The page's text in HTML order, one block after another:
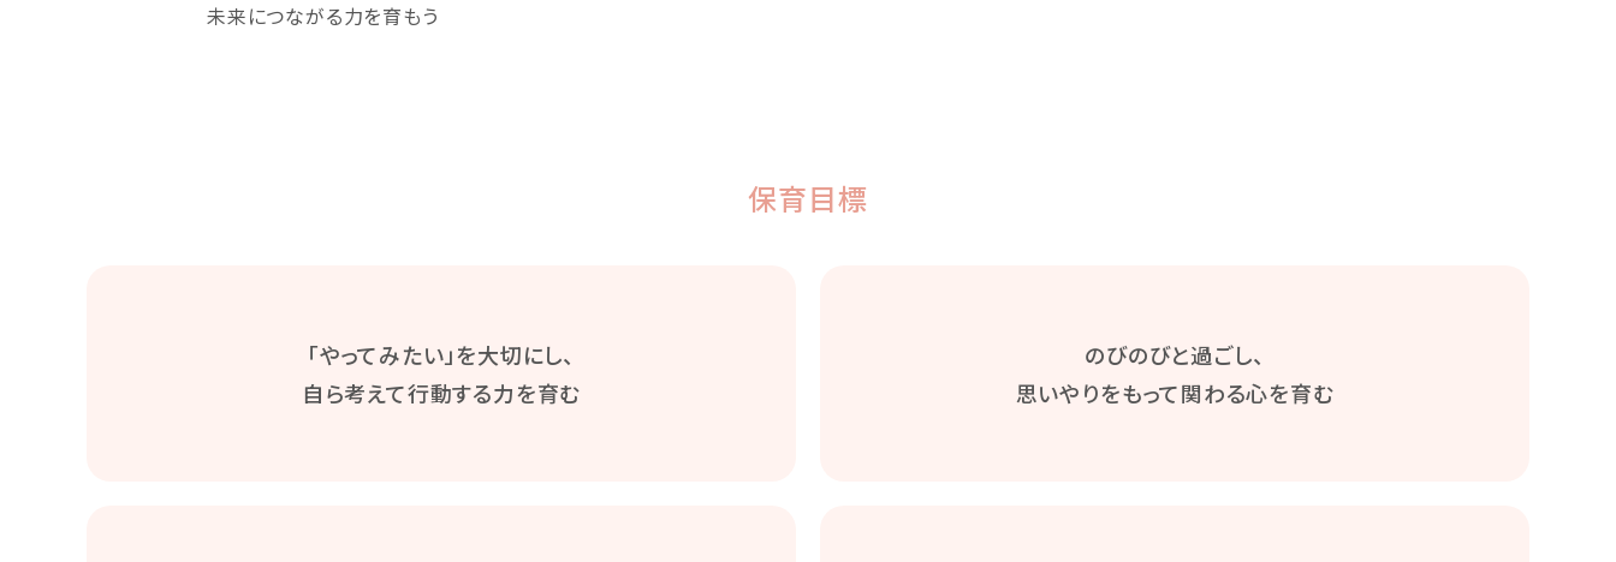
未来につながる力を育もう
保育目標
「やってみたい」を大切にし、
自ら考えて行動する力を育む
のびのびと過ごし、
思いやりをもって関わる心を育む